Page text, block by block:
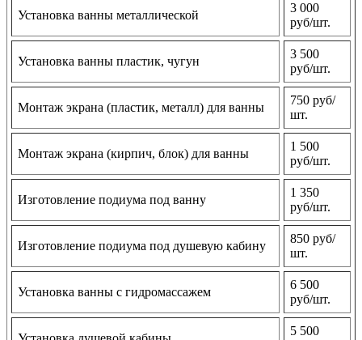
Установка ванны металлической
3 000
руб/шт.
Установка ванны пластик, чугун
3 500
руб/шт.
Монтаж экрана (пластик, металл) для ванны
750 руб/
шт.
Монтаж экрана (кирпич, блок) для ванны
1 500
руб/шт.
Изготовление подиума под ванну
1 350
руб/шт.
Изготовление подиума под душевую кабину
850 руб/
шт.
Установка ванны с гидромассажем
6 500
руб/шт.
5 500